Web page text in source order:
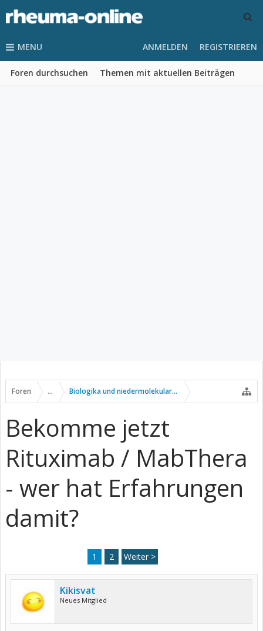
MENU
Foren durchsuchen Themen mit aktuellen Beiträgen
ANMELDEN REGISTRIEREN
Foren ... Biologika und niedermolekulare Wirkstoffe
Bekomme jetzt
Rituximab / MabThera
- wer hat Erfahrungen
damit?
1 2 Weiter >
Kikisvat
Neues Mitglied